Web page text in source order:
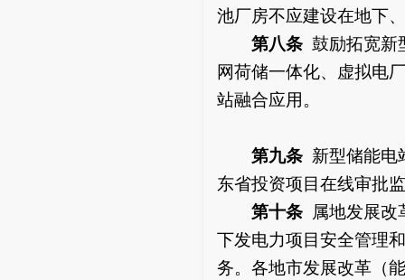
池厂房不应建设在地下
第八条 鼓励拓宽新
网荷储一体化、虚拟电
站融合应用。
第九条 新型储能电
东省投资项目在线审批
第十条 属地发展
下发电力项目安全管理
务。各地市发展改革（